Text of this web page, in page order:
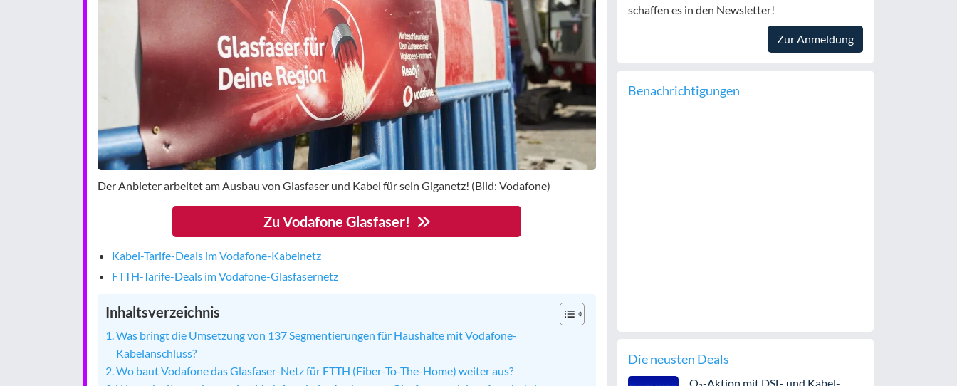
Der Anbieter arbeitet am Ausbau von Glasfaser und Kabel für sein Giganetz! (Bild: Vodafone)
Zu Vodafone Glasfaser!
Kabel-Tarife-Deals im Vodafone-Kabelnetz
FTTH-Tarife-Deals im Vodafone-Glasfasernetz
Inhaltsverzeichnis
Was bringt die Umsetzung von 137 Segmentierungen für Haushalte mit Vodafone-
Kabelanschluss?
Wo baut Vodafone das Glasfaser-Netz für FTTH (Fiber-To-The-Home) weiter aus?
schaffen es in den Newsletter!
Zur Anmeldung
Benachrichtigungen
Die neusten Deals
O₂-Aktion mit DSL- und Kabel-